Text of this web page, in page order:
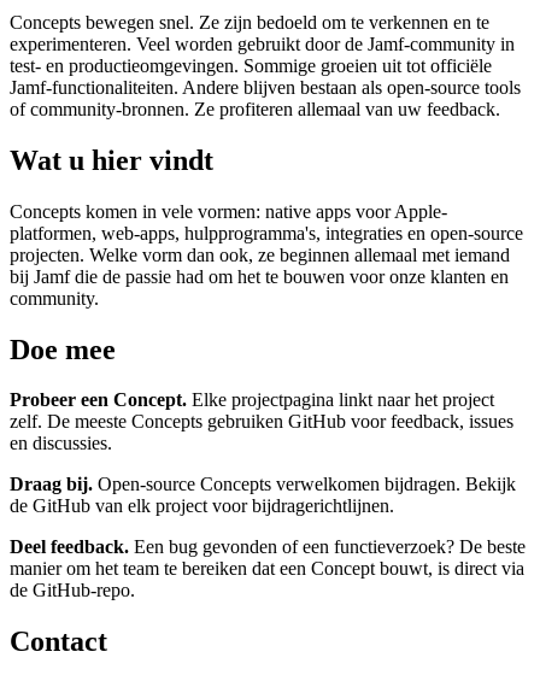
Concepts bewegen snel. Ze zijn bedoeld om te verkennen en te
experimenteren. Veel worden gebruikt door de Jamf-community in
test- en productieomgevingen. Sommige groeien uit tot officiële
Jamf-functionaliteiten. Andere blijven bestaan als open-source tools
of community-bronnen. Ze profiteren allemaal van uw feedback.
Wat u hier vindt
Concepts komen in vele vormen: native apps voor Apple-
platformen, web-apps, hulpprogramma's, integraties en open-source
projecten. Welke vorm dan ook, ze beginnen allemaal met iemand
bij Jamf die de passie had om het te bouwen voor onze klanten en
community.
Doe mee
Probeer een Concept. Elke projectpagina linkt naar het project
zelf. De meeste Concepts gebruiken GitHub voor feedback, issues
en discussies.
Draag bij. Open-source Concepts verwelkomen bijdragen. Bekijk
de GitHub van elk project voor bijdragerichtlijnen.
Deel feedback. Een bug gevonden of een functieverzoek? De beste
manier om het team te bereiken dat een Concept bouwt, is direct via
de GitHub-repo.
Contact